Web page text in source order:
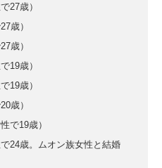
27歳）
歳）
歳）
19歳）
19歳）
歳）
で19歳）
24歳。ムオン族女性と結婚